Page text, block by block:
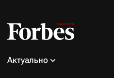
Актуально